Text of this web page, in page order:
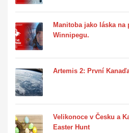
Manitoba jako láska
Winnipegu.
Artemis 2: První
Velikonoce v Česku a
Easter Hunt